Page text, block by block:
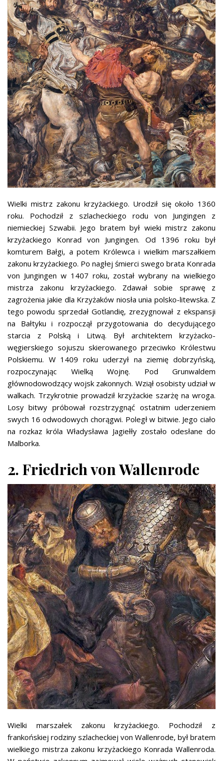
Wielki mistrz zakonu krzyżackiego. Urodził się około 1360
roku. Pochodził z szlacheckiego rodu von Jungingen z
niemieckiej Szwabii. Jego bratem był wieki mistrz zakonu
krzyżackiego Konrad von Jungingen. Od 1396 roku był
komturem Bałgi, a potem Królewca i wielkim marszałkiem
zakonu krzyżackiego. Po nagłej śmierci swego brata Konrada
von Jungingen w 1407 roku, został wybrany na wielkiego
mistrza zakonu krzyżackiego. Zdawał sobie sprawę z
zagrożenia jakie dla Krzyżaków niosła unia polsko-litewska. Z
tego powodu sprzedał Gotlandię, zrezygnował z ekspansji
na Bałtyku i rozpoczął przygotowania do decydującego
starcia z Polską i Litwą. Był architektem krzyżacko-
węgierskiego sojuszu skierowanego przeciwko Królestwu
Polskiemu. W 1409 roku uderzył na ziemię dobrzyńską,
rozpoczynając Wielką Wojnę. Pod Grunwaldem
głównodowodzący wojsk zakonnych. Wziął osobisty udział w
walkach. Trzykrotnie prowadził krzyżackie szarżę na wroga.
Losy bitwy próbował rozstrzygnąć ostatnim uderzeniem
swych 16 odwodowych chorągwi. Poległ w bitwie. Jego ciało
na rozkaz króla Władysława Jagiełły zostało odesłane do
Malborka.
2. Friedrich von Wallenrode
Wielki marszałek zakonu krzyżackiego. Pochodził z
frankońskiej rodziny szlacheckiej von Wallenrode, był bratem
wielkiego mistrza zakonu krzyżackiego Konrada Wallenroda.